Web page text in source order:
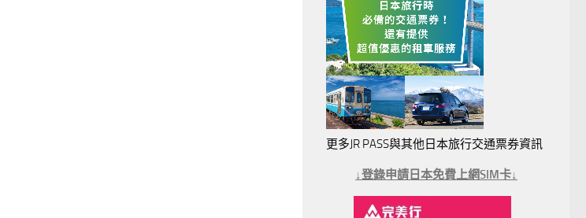
更多JR PASS與其他日本旅行交通票券資訊
↓登錄申請日本免費上網SIM卡↓